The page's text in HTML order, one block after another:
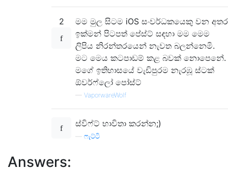
2
මම මුල සිටම iOS සංවර්ධකයෙකු වන අතර
ඉක්මන් පිටපත් පේස්ට් සඳහා මම මෙම
ලිපිය නිරන්තරයෙන් නැවත බලන්නෙමි.
මට මෙය කටපාඩම් කළ බවක් නොපෙනේ.
මගේ ඉතිහාසයේ වැඩිපුරම නැරඹූ ස්ටක්
ඕවර්ෆ්ලෝ පෝස්ට්
— VaporwareWolf
ස්විෆ්ට් භාවිතා කරන්න;)
ෆැට්ටි
Answers: